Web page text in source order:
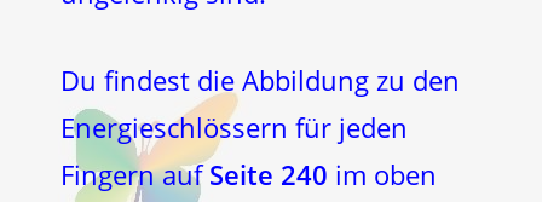
Du findest die Abbildung zu den
Energieschlössern für jeden
Fingern aufSeite 240 im oben